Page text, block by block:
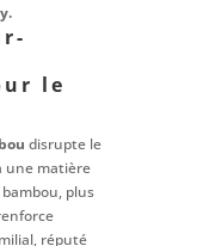
le
disrupte le
une matière
plus
réputé